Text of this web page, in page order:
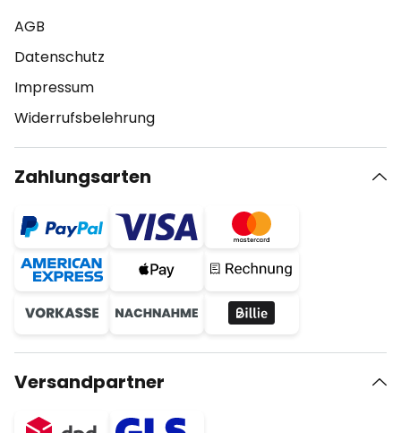
AGB
Datenschutz
Impressum
Widerrufsbelehrung
Zahlungsarten
Versandpartner